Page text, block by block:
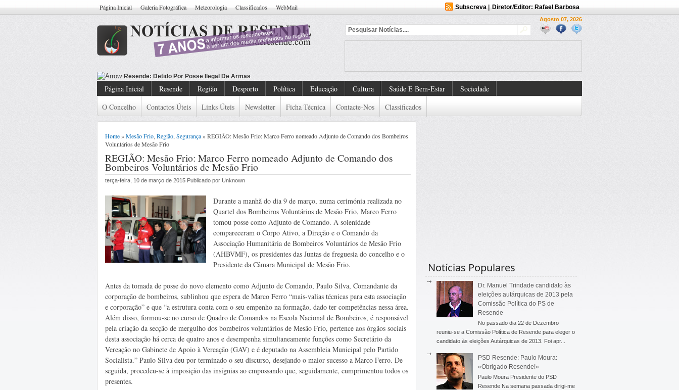
Página Inicial Galeria Fotográfica Meteorologia Classificados WebMail Subscreva| Diretor/Editor: Rafael Barbosa
Agosto 07, 2026
Resende: Detido
Página Inicial Resende Região Desporto Política Educação Cultura Saúde E Bem-Estar
Sociedade
O Concelho
Contactos Úteis Links Úteis Newsletter Ficha Técnica Contacte-Nos Classificados
Home»Mesão Frio Região Segurança» REGIÃO: Mesão Frio: Marco Ferro nomeado Adjunto de Comando dos Bombeiros
Voluntários de Mesão Frio
REGIÃO: Mesão Frio: Marco Ferro nomeado Adjunto de Comando dos
Bombeiros Voluntários de Mesão Frio
terça-feira, 10 de março de 2015 Publicado por Unknown
Durante a manhã do dia 9 de março, numa cerimónia realizada no
Quartel dos Bombeiros Voluntários de Mesão Frio, Marco Ferro
tomou posse como Adjunto de Comando. À solenidade
compareceram o Corpo Ativo, a Direção e o Comando da
Associação Humanitária de Bombeiros Voluntários de Mesão Frio
(AHBVMF), os presidentes das Juntas de freguesia do concelho e o
Presidente da Câmara Municipal de Mesão Frio.
Antes da tomada de posse do novo elemento como Adjunto de Comando, Paulo Silva, Comandante da
corporação de bombeiros, sublinhou que espera de Marco Ferro “mais-valias técnicas para esta associação
e corporação” e que “a estrutura conta com o seu empenho na formação, dado ter competências nessa área.
Além disso, formou-se no curso de Quadro de Comandos na Escola Nacional de Bombeiros, é responsável
pela criação da secção de mergulho dos bombeiros voluntários de Mesão Frio, pertence aos órgãos sociais
desta associação há cerca de quatro anos e desempenha simultaneamente funções como Secretário da
Vereação no Gabinete de Apoio à Vereação (GAV) e é deputado na Assembleia Municipal pelo Partido
Socialista.” Paulo Silva deu por terminado o seu discurso, desejando o maior sucesso a Marco Ferro. De
seguida, procedeu-se à imposição das insígnias ao empossando que, seguidamente, cumprimentou todos os
presentes.
Notícias Populares
Dr. Manuel Trindade candidato às
eleições autárquicas de 2013 pela
Comissão Política do PS de
Resende
No passado dia 22 de Dezembro
reuniu-se a Comissão Política de Resende para eleger o
candidato às eleições Autárquicas de 2013. Foi apr...
PSD Resende: Paulo Moura:
«Obrigado Resende!»
Paulo Moura Presidente do PSD
Resende Na semana passada dirigi-me